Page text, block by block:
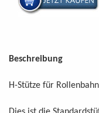
Beschreibung
H-Stütze für